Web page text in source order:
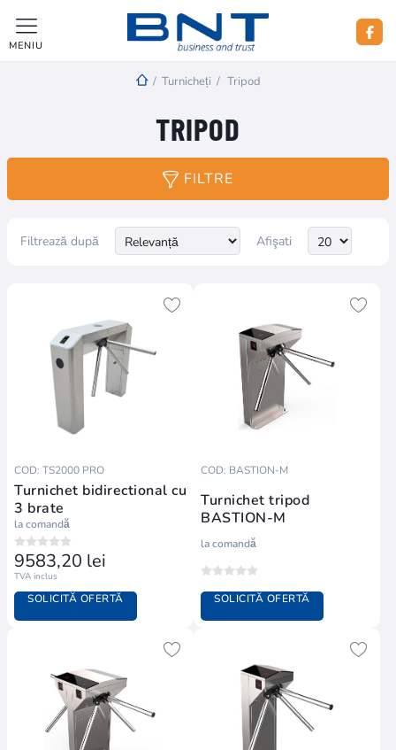
MENIU
/ Turnicheți / Tripod
TRIPOD
FILTRE
Filtrează după Afişati
COD: TS2000 PRO
Turnichet bidirectional cu
3 brate
la comandă
9583,20 lei
TVA inclus
SOLICITĂ OFERTĂ
COD: BASTION-M
Turnichet tripod
BASTION-M
la comandă
SOLICITĂ OFERTĂ